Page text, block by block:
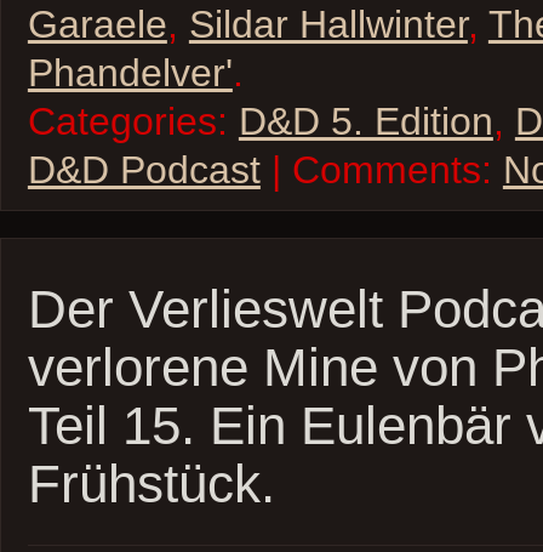
Garaele, Sildar Hallwinter,
Phandelver'.
Categories: D&D 5. Edition,
D&D Podcast| Comments:
Der Verlieswelt
verlorene Mine von
Teil 15. Ein Eulenbär
Frühstück.